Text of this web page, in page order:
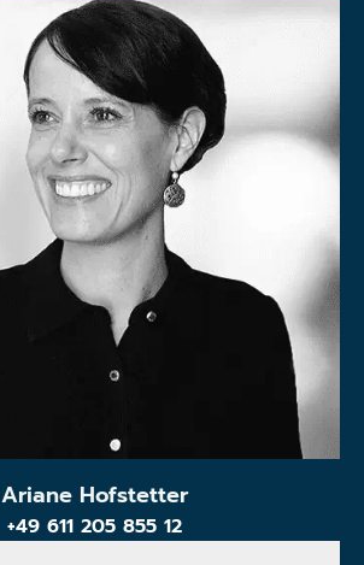
Ariane Hofstetter
+49 611 205 855 12